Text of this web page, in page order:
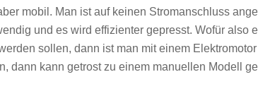
mobil. Man ist auf keinen Stromanschluss
und es wird effizienter gepresst. Wofür also
sollen, dann ist man mit einem
dann kann getrost zu einem manuellen Modell